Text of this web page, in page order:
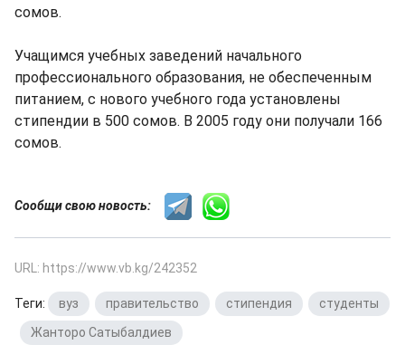
сомов.
Учащимся учебных заведений начального
профессионального образования, не обеспеченным
питанием, с нового учебного года установлены
стипендии в 500 сомов. В 2005 году они получали 166
сомов.
Сообщи свою новость:
URL: https://www.vb.kg/242352
Теги: вуз правительство стипендия
студенты
Жанторо Сатыбалдиев